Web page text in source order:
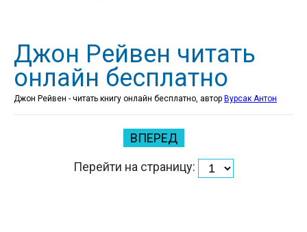
Джон Рейвен читать
онлайн бесплатно
Джон Рейвен - читать книгу онлайн бесплатно, автор Вурсак Антон
ВПЕРЕД
Перейти на страницу: